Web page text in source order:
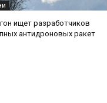
ищет разработчиков
антидроновых ракет